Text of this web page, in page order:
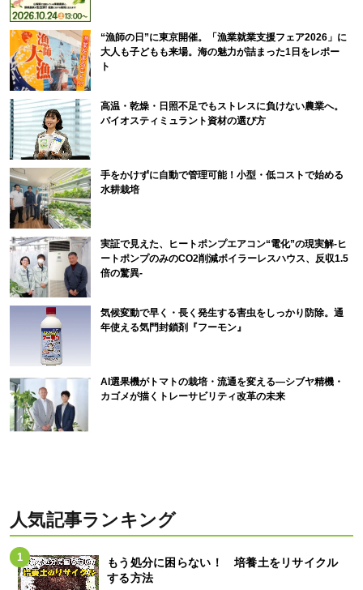
“漁師の日”に東京開催。「漁業就業支援フェア2026」に
大人も子どもも来場。海の魅力が詰まった1日をレポー
ト
高温・乾燥・日照不足でもストレスに負けない農業へ。
バイオスティミュラント資材の選び方
手をかけずに自動で管理可能！小型・低コストで始める
水耕栽培
実証で見えた、ヒートポンプエアコン“電化”の現実解-ヒ
ートポンプのみのCO2削減ボイラーレスハウス、反収1.5
倍の驚異-
気候変動で早く・長く発生する害虫をしっかり防除。通
年使える気門封鎖剤『フーモン』
AI選果機がトマトの栽培・流通を変える―シブヤ精機・
カゴメが描くトレーサビリティ改革の未来
人気記事ランキング
もう処分に困らない！ 培養土をリサイクル
する方法